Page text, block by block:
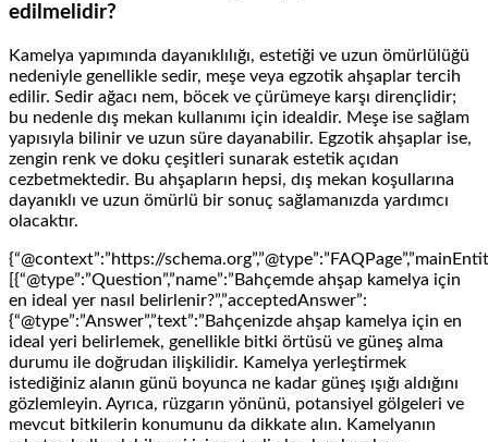
edilmelidir?
Kamelya yapımında dayanıklılığı, estetiği ve uzun ömürlülüğü
nedeniyle genellikle sedir, meşe veya egzotik ahşaplar tercih
edilir. Sedir ağacı nem, böcek ve çürümeye karşı dirençlidir;
bu nedenle dış mekan kullanımı için idealdir. Meşe ise sağlam
yapısıyla bilinir ve uzun süre dayanabilir. Egzotik ahşaplar ise,
zengin renk ve doku çeşitleri sunarak estetik açıdan
cezbetmektedir. Bu ahşapların hepsi, dış mekan koşullarına
dayanıklı ve uzun ömürlü bir sonuç sağlamanızda yardımcı
olacaktır.
{“@context”:”https://
[{“@type”:”Question”,”name”:”Bahçemde ahşap kamelya için
en ideal yer nasıl belirlenir?”,”acceptedAnswer”:
{“@type”:”Answer”,”text”:”Bahçenizde ahşap kamelya için en
ideal yeri belirlemek, genellikle bitki örtüsü ve güneş alma
durumu ile doğrudan ilişkilidir. Kamelya yerleştirmek
istediğiniz alanın günü boyunca ne kadar güneş ışığı aldığını
gözlemleyin. Ayrıca, rüzgarın yönünü, potansiyel gölgeleri ve
mevcut bitkilerin konumunu da dikkate alın. Kamelyanın